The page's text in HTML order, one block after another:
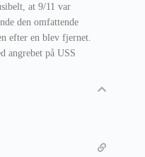
at 9/11 var
den omfattende
efter en blev fjernet.
angrebet på USS